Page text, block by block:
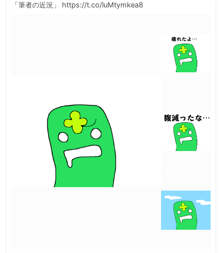
「筆者の近況」 https://t.co/luMtymkea8